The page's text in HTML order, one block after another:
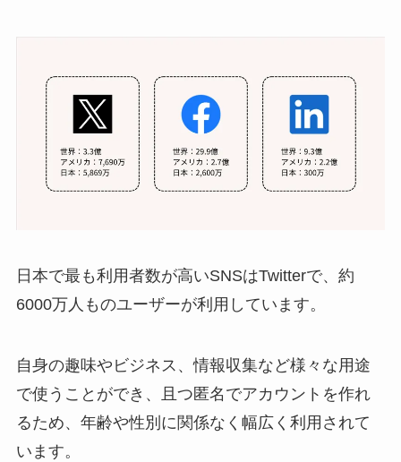
日本で最も利用者数が高いSNSはTwitterで、約
6000万人ものユーザーが利用しています。
自身の趣味やビジネス、情報収集など様々な用途
で使うことができ、且つ匿名でアカウントを作れ
るため、年齢や性別に関係なく幅広く利用されて
います。